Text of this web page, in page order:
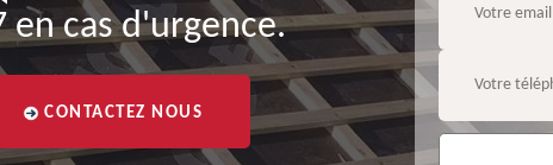
cas d'urgence.
CONTACTEZ NOUS